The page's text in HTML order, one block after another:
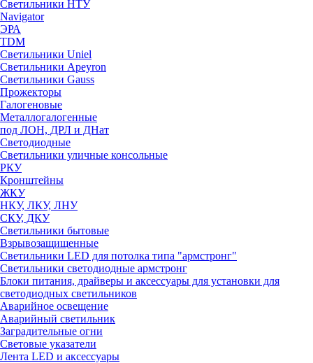
Светильники НТУ
Navigator
ЭРА
TDM
Светильники Uniel
Светильники Apeyron
Светильники Gauss
Прожекторы
Галогеновые
Металлогалогенные
под ЛОН, ДРЛ и ДНат
Светодиодные
Светильники уличные консольные
РКУ
Кронштейны
ЖКУ
НКУ, ЛКУ, ЛНУ
СКУ, ДКУ
Светильники бытовые
Взрывозащищенные
Светильники LED для потолка типа "армстронг"
Светильники светодиодные армстронг
Блоки питания, драйверы и аксессуары для установки для
светодиодных светильников
Аварийное освещение
Аварийный светильник
Заградительные огни
Световые указатели
Лента LED и аксессуары